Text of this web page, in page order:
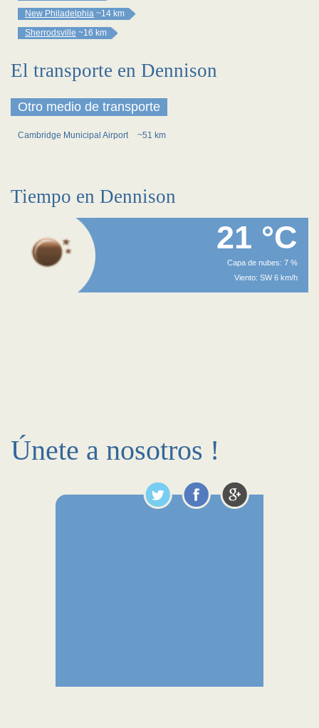
New Philadelphia ~14 km
Sherrodsville ~16 km
El transporte en Dennison
Otro medio de transporte
Cambridge Municipal Airport ~51 km
Tiempo en Dennison
21 °C
Capa de nubes: 7 %
Viento: SW 6 km/h
Únete a nosotros !